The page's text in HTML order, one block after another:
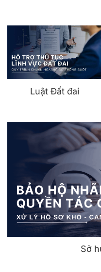
Luật Đất đai
Sở